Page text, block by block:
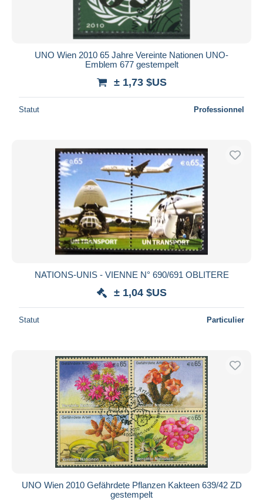
UNO Wien 2010 65 Jahre Vereinte Nationen UNO-
Emblem 677 gestempelt
± 1,73 $US
Statut Professionnel
NATIONS-UNIS - VIENNE N° 690/691 OBLITERE
± 1,04 $US
Statut Particulier
UNO Wien 2010 Gefährdete Pflanzen Kakteen 639/42 ZD
gestempelt